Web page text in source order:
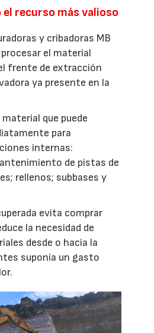
el recurso más valioso
y cribadoras MB
el material
frente de extracción
ya presente en la
que puede
para
internas:
de pistas de
rellenos; subbases y
evita comprar
la necesidad de
desde o hacia la
suponía un gasto